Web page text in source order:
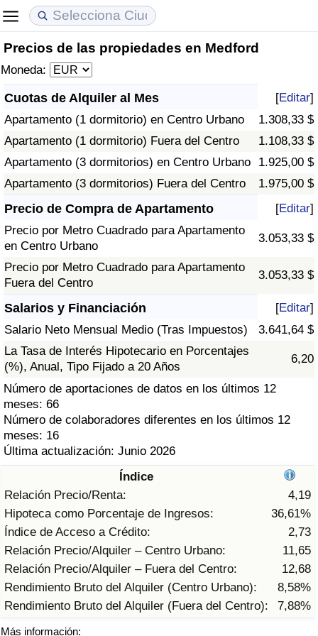
Precios de las propiedades en Medford
Moneda:
Cuotas de Alquiler al Mes [Editar]
Apartamento (1 dormitorio) en Centro Urbano
1.308,33 $
Apartamento (1 dormitorio) Fuera del Centro
1.108,33 $
Apartamento (3 dormitorios) en Centro Urbano
1.925,00 $
Apartamento (3 dormitorios) Fuera del Centro
1.975,00 $
Precio de Compra de Apartamento [Editar]
Precio por Metro Cuadrado para Apartamento
en Centro Urbano
3.053,33 $
Precio por Metro Cuadrado para Apartamento
Fuera del Centro
3.053,33 $
Salarios y Financiación [Editar]
Salario Neto Mensual Medio (Tras Impuestos)
3.641,64 $
La Tasa de Interés Hipotecario en Porcentajes
(%), Anual, Tipo Fijado a 20 Años
6,20
Número de aportaciones de datos en los últimos 12
meses: 66
Número de colaboradores diferentes en los últimos 12
meses: 16
Última actualización: Junio 2026
Índice
Relación Precio/Renta:
4,19
Hipoteca como Porcentaje de Ingresos:
36,61%
Índice de Acceso a Crédito:
2,73
Relación Precio/Alquiler – Centro Urbano:
11,65
Relación Precio/Alquiler – Fuera del Centro:
12,68
Rendimiento Bruto del Alquiler (Centro Urbano):
8,58%
Rendimiento Bruto del Alquiler (Fuera del Centro):
7,88%
Más información:
Coste de vida
Índice de Costo de Vida (Actual)
Índice de Costo de Vida
Índice de costo de vida por país
Precios de las propiedades
Índice de Precios de Inmuebles (Actual)
Índice de Precios de Inmuebles
Índice de Precios de Inmuebles por País
Calidad de Vida
Índice de Calidad de Vida
Índice de Calidad de Vida (Actual)
Índice de calidad de vida por país
Calificación del Índice de Criminalidad
(Actual)
Índice de Criminalidad
Índice de criminalidad por país
Sanidad
Índice de Sanidad (Actual)
Índice de Sanidad
Índice de Sanidad por País
Índice de contaminación
Índice de Contaminación por País